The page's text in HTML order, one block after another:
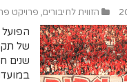
הזווית לחיבורים, פרויקט
של
שנים